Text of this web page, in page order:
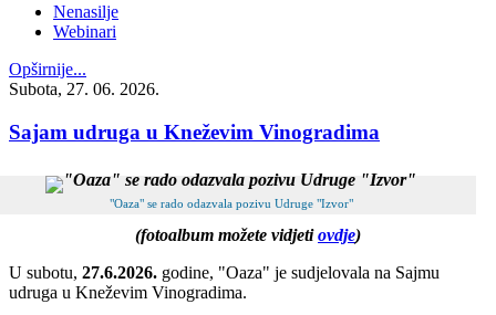
Nenasilje
Webinari
Opširnije...
Subota, 27. 06. 2026.
Sajam udruga u Kneževim Vinogradima
"Oaza" se rado odazvala pozivu Udruge "Izvor"
(fotoalbum možete vidjetiovdje)
U subotu, 27.6.2026. godine, "Oaza" je sudjelovala na Sajmu
udruga u Kneževim Vinogradima.